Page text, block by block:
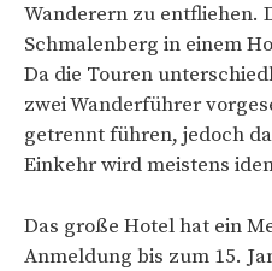
Wanderern zu entfliehen.
Schmalenberg in einem
Da die Touren
zwei Wanderführer
getrennt führen, jedoch
Einkehr wird meistens
Das große Hotel hat ein
Anmeldung bis zum 15.